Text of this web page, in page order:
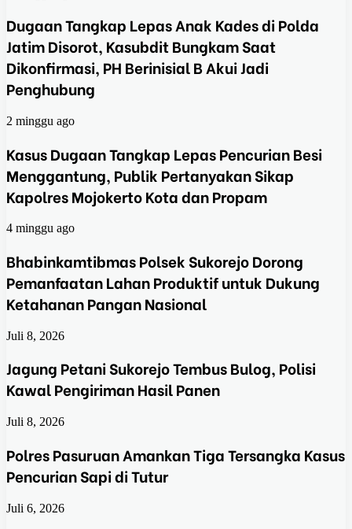
Dugaan Tangkap Lepas Anak Kades di Polda
Jatim Disorot, Kasubdit Bungkam Saat
Dikonfirmasi, PH Berinisial B Akui Jadi
Penghubung
2 minggu ago
Kasus Dugaan Tangkap Lepas Pencurian Besi
Menggantung, Publik Pertanyakan Sikap
Kapolres Mojokerto Kota dan Propam
4 minggu ago
Bhabinkamtibmas Polsek Sukorejo Dorong
Pemanfaatan Lahan Produktif untuk Dukung
Ketahanan Pangan Nasional
Juli 8, 2026
Jagung Petani Sukorejo Tembus Bulog, Polisi
Kawal Pengiriman Hasil Panen
Juli 8, 2026
Polres Pasuruan Amankan Tiga Tersangka Kasus
Pencurian Sapi di Tutur
Juli 6, 2026